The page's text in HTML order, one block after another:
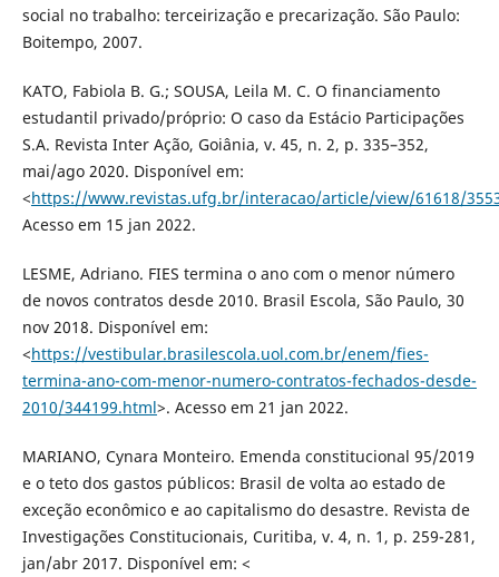
social no trabalho: terceirização e precarização. São Paulo:
Boitempo, 2007.
KATO, Fabiola B. G.; SOUSA, Leila M. C. O financiamento
estudantil privado/próprio: O caso da Estácio Participações
S.A. Revista Inter Ação, Goiânia, v. 45, n. 2, p. 335–352,
mai/ago 2020. Disponível em:
<https://www.revistas.ufg.br/interacao/article/view/61618/
Acesso em 15 jan 2022.
LESME, Adriano. FIES termina o ano com o menor número
de novos contratos desde 2010. Brasil Escola, São Paulo, 30
nov 2018. Disponível em:
<https://vestibular.brasilescola.uol.com.br/enem/fies-
termina-ano-com-menor-numero-contratos-fechados-desde-
2010/344199.html>. Acesso em 21 jan 2022.
MARIANO, Cynara Monteiro. Emenda constitucional 95/2019
e o teto dos gastos públicos: Brasil de volta ao estado de
exceção econômico e ao capitalismo do desastre. Revista de
Investigações Constitucionais, Curitiba, v. 4, n. 1, p. 259-281,
jan/abr 2017. Disponível em: <